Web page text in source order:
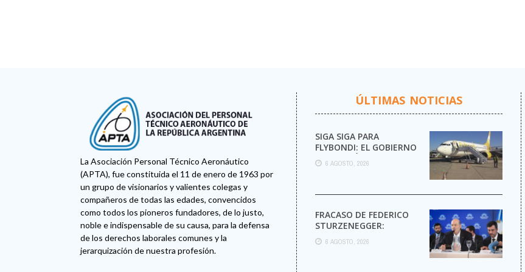
La Asociación Personal Técnico Aeronáutico
(APTA), fue constituida el 11 de enero de 1963 por
un grupo de visionarios y valientes colegas y
compañeros de todas las edades, convencidos
como todos los pioneros fundadores, de lo justo,
noble e indispensable de su causa, para la defensa
de los derechos laborales comunes y la
jerarquización de nuestra profesión.
ÚLTIMAS NOTICIAS
SIGA SIGA PARA
FLYBONDI: EL GOBIERNO
AUTORIZÓ LA VENTA DE
MÁS PASAJES
6 AGOSTO, 2026
FRACASO DE FEDERICO
STURZENEGGER:
6 AGOSTO, 2026